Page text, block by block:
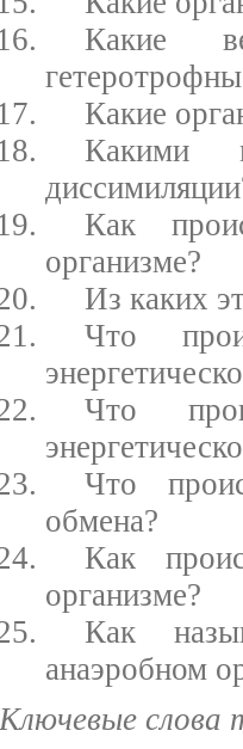
Какие
Какие
Какими
Как
организме?
Из каких
Что
Что
Что
обмена?
Как
организме?
Как
анаэробном
Ключевые слова